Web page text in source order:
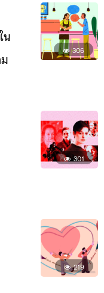
น
306
301
219